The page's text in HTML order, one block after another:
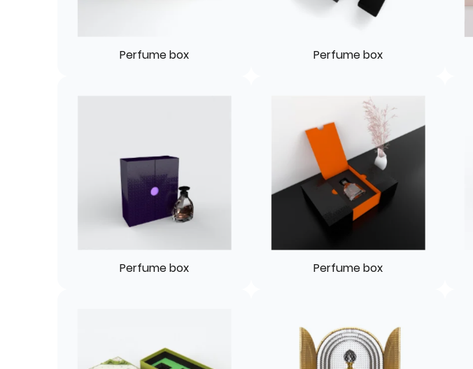
Perfume box Perfume box
Perfume box Perfume box